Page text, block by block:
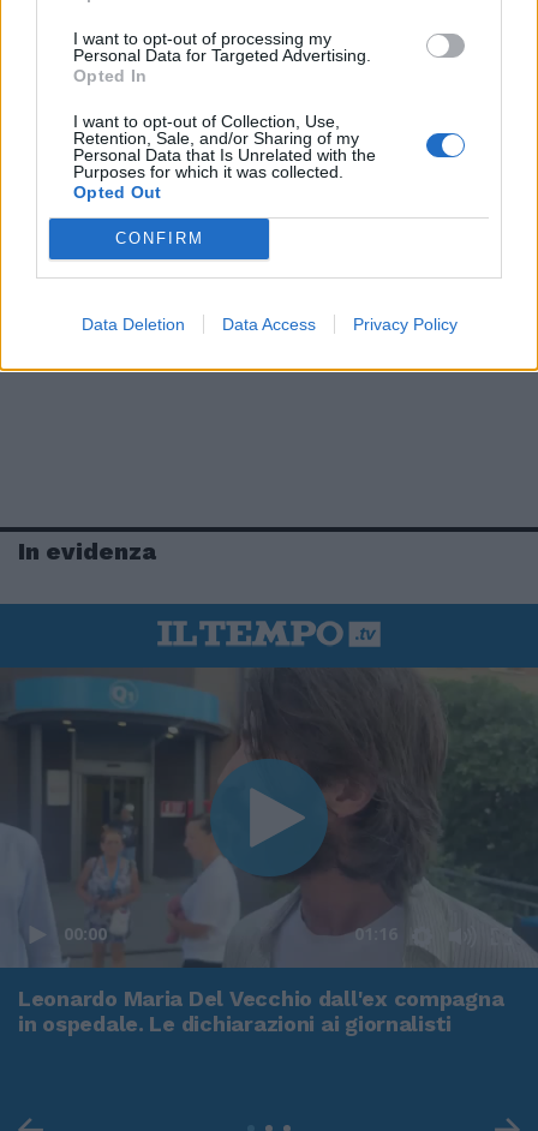
I want to opt-out of processing my
Personal Data for Targeted Advertising.
Opted In
I want to opt-out of Collection, Use,
Retention, Sale, and/or Sharing of my
Personal Data that Is Unrelated with the
Purposes for which it was collected.
Opted Out
CONFIRM
Data Deletion Data Access Privacy Policy
In evidenza
00:00 01:16
Leonardo Maria Del Vecchio dall'ex compagna
in ospedale. Le dichiarazioni ai giornalisti